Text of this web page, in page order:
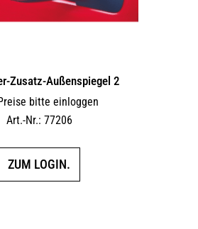
Zusatz-Außen­spiegel 2
bitte einloggen
Art.-Nr.: 77206
ZUM LOGIN.